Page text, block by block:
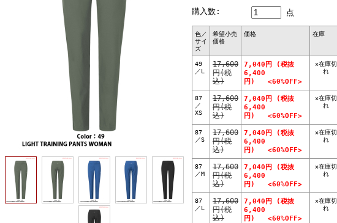
購入数: 点
色／
サイ
ズ
希望小売
価格
価格 在庫
49
／L
17,600
円(税
込)
7,040円 (税抜
6,400
円) <60%OFF>
×在庫切
れ
87
／
XS
17,600
円(税
込)
7,040円 (税抜
6,400
円) <60%OFF>
×在庫切
れ
87
／S
17,600
円(税
込)
7,040円 (税抜
6,400
円) <60%OFF>
×在庫切
れ
87
／M
17,600
円(税
込)
7,040円 (税抜
6,400
円) <60%OFF>
×在庫切
れ
87
／L
17,600
円(税
込)
7,040円 (税抜
6,400
円) <60%OFF>
×在庫切
れ